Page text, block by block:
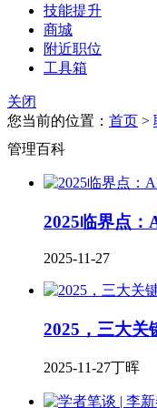
技能提升
商城
附近职位
工具箱
关闭
您当前的位置： 首页 >
管理百科
2025临界点：
2025-11-27
2025，三大关
2025-11-27丁晖